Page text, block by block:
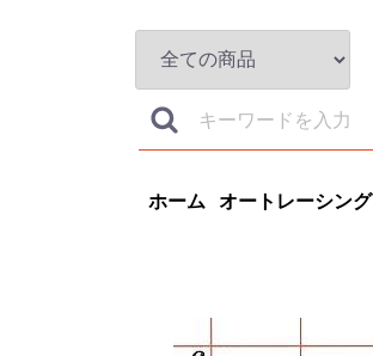
ホーム オートレーシング